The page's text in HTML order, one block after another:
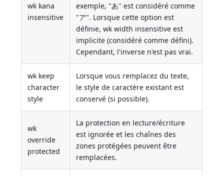
wk kana
insensitive
exemple, "あ" est considéré comme
"ア". Lorsque cette option est
définie, wk width insensitive est
implicite (considéré comme défini).
Cependant, l'inverse n'est pas vrai.
wk keep
character
style
Lorsque vous remplacez du texte,
le style de caractère existant est
conservé (si possible).
wk
override
protected
La protection en lecture/écriture
est ignorée et les chaînes des
zones protégées peuvent être
remplacées.